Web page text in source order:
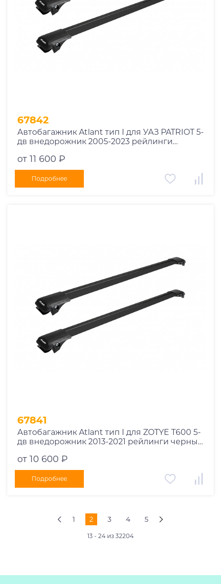
67842
Автобагажник Atlant тип I для УАЗ PATRIOT 5-
дв внедорожник 2005-2023 рейлинги
от 11 600 ₽
Подробнее
67841
Автобагажник Atlant тип I для ZOTYE T600 5-
дв внедорожник 2013-2021 рейлинги черные
от 10 600 ₽
Подробнее
1 2 3 4 5
13 - 24 из 32204